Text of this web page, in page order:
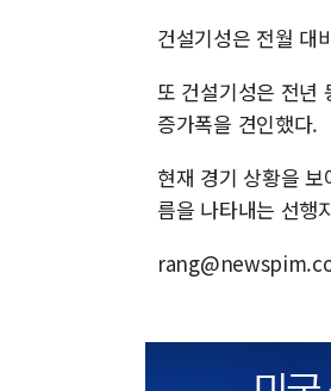
건설기성은 전월 대
또 건설기성은 전년
증가폭을 견인했다.
현재 경기 상황을
름을 나타내는 선행